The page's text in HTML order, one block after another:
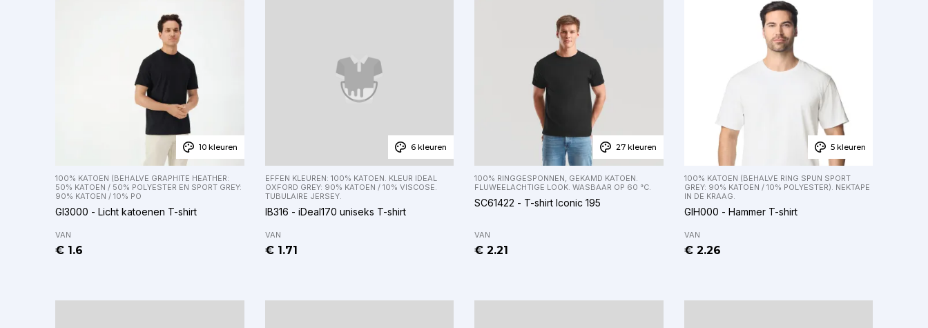
10 kleuren
100% KATOEN (BEHALVE GRAPHITE HEATHER:
50% KATOEN / 50% POLYESTER EN SPORT GREY:
90% KATOEN / 10% PO
GI3000 - Licht katoenen T-shirt
VAN
€ 1.6
6 kleuren
EFFEN KLEUREN: 100% KATOEN. KLEUR IDEAL
OXFORD GREY: 90% KATOEN / 10% VISCOSE.
TUBULAIRE JERSEY.
IB316 - iDeal170 uniseks T-shirt
VAN
€ 1.71
27 kleuren
100% RINGGESPONNEN, GEKAMD KATOEN.
FLUWEELACHTIGE LOOK. WASBAAR OP 60 °C.
SC61422 - T-shirt Iconic 195
VAN
€ 2.21
5 kleuren
100% KATOEN (BEHALVE RING SPUN SPORT
GREY: 90% KATOEN / 10% POLYESTER). NEKTAPE
IN DE KRAAG.
GIH000 - Hammer T-shirt
VAN
€ 2.26